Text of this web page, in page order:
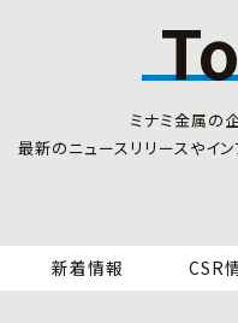
ミナミ金属の
最新のニュースリリースやイ
新着情報 CSR